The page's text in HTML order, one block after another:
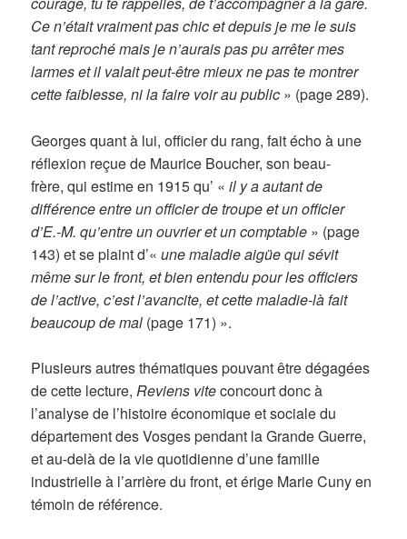
Ce n’était vraiment pas chic et depuis je me le suis
tant reproché mais je n’aurais pas pu arrêter mes
larmes et il valait peut-être mieux ne pas te montrer
cette faiblesse, ni la faire voir au public » (page 289).
Georges quant à lui, officier du rang, fait écho à une
réflexion reçue de Maurice Boucher, son beau-
frère, qui estime en 1915 qu’ «il y a autant de
différence entre un officier de troupe et un officier
d’E.-M. qu’entre un ouvrier et un comptable » (page
143) et se plaint d’«une maladie aigüe qui sévit
même sur le front, et bien entendu pour les officiers
de l’active, c’est l’avancite, et cette maladie-là fait
beaucoup de mal (page 171) ».
Plusieurs autres thématiques pouvant être dégagées
de cette lecture,Reviens viteconcourt donc à
l’analyse de l’histoire économique et sociale du
département des Vosges pendant la Grande Guerre,
et au-delà de la vie quotidienne d’une famille
industrielle à l’arrière du front, et érige Marie Cuny en
témoin de référence.